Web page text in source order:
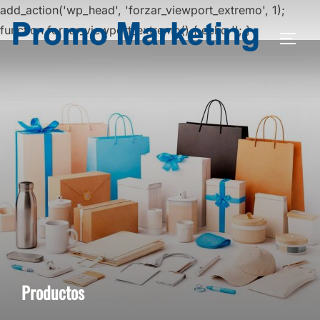
add_action('wp_head', 'forzar_viewport_extremo', 1);
function forzar_viewport_extremo() { echo ''; }
Saltar
Productos